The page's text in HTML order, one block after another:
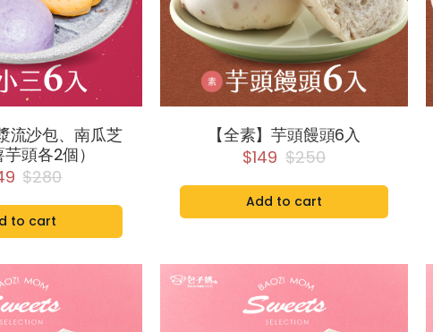
流沙包、南瓜芝
頭各2個）
$280
to cart
【全素】芋頭饅頭6入
$149 $250
Add to cart